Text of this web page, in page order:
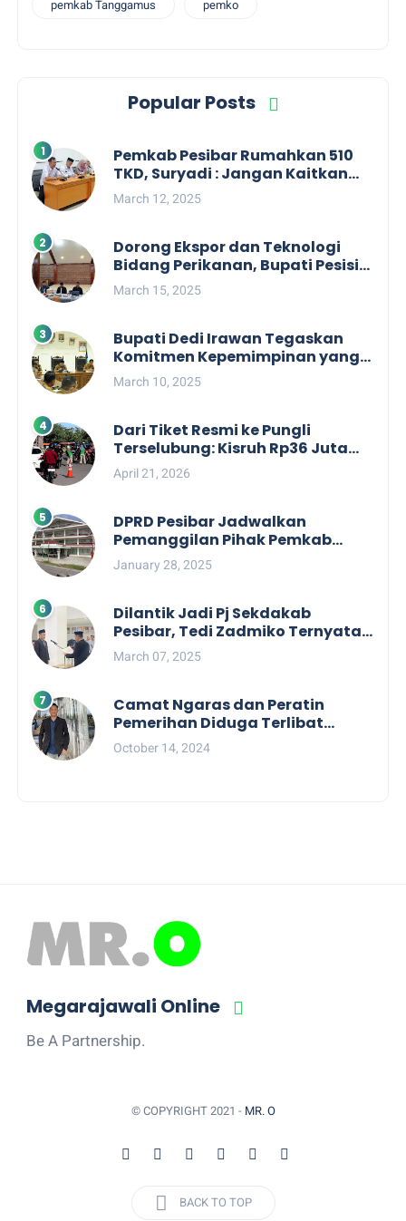
pemkab Tanggamus pemko
Popular Posts
Pemkab Pesibar Rumahkan 510
TKD, Suryadi : Jangan Kaitkan
Dengan Kepentingan Politik
March 12, 2025
Dorong Ekspor dan Teknologi
Bidang Perikanan, Bupati Pesisir
Barat Audiensi Terkait Sister City
March 15, 2025
Bupati Dedi Irawan Tegaskan
Komitmen Kepemimpinan yang
Berpihak kepada Masyarakat
dalam Rapat Koordinasi OPD
March 10, 2025
Dari Tiket Resmi ke Pungli
Terselubung: Kisruh Rp36 Juta
Pengelolaan Tiket Pantai
Labuhan Jukung
April 21, 2026
DPRD Pesibar Jadwalkan
Pemanggilan Pihak Pemkab
Terkait Nasib dan Status TKD di
Tahun 2025
January 28, 2025
Dilantik Jadi Pj Sekdakab
Pesibar, Tedi Zadmiko Ternyata
Punya Rekam Jejak Gemilang
March 07, 2025
Camat Ngaras dan Peratin
Pemerihan Diduga Terlibat
Politik Praktis, Mahasiswa
Pesibar Desak Bawaslu
October 14, 2024
Megarajawali Online
Be A Partnership.
© COPYRIGHT 2021 - MR. O
BACK TO TOP